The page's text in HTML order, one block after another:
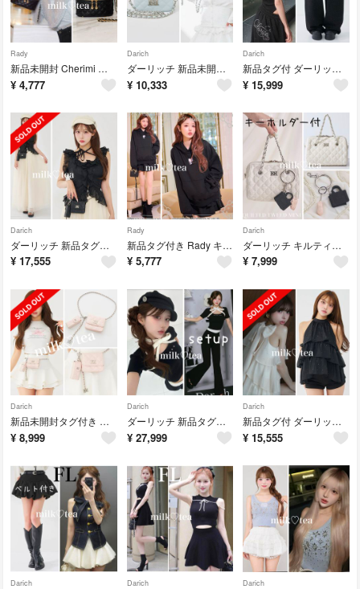
Rady
新品未開封 Cherimi シェリミー キルティング バニティバッグ Rady
¥ 4,777
Darich
ダーリッチ 新品未開封 シルバーパーツ キルティングスクエアミニバッグ サックス
¥ 10,333
Darich
新品タグ付 ダーリッチ クリスタルロゴグリッタースウェットワイドパンツ ブラック
¥ 15,999
Darich
ダーリッチ 新品タグ付 ブラック シアーラメシフォンフリルトップス F フリー
¥ 17,555
Rady
新品タグ付き Rady キティフーディ パーカー ブラック S
¥ 5,777
Darich
ダーリッチ キルティングツイードミニボストンバッグ ミニキーホルダー ノベルティ
¥ 7,999
Darich
新品未開封タグ付き ダーリッチ キルティングマルチベルトバッグ ピンク
¥ 8,999
Darich
ダーリッチ 新品タグ付 ホルターリボンロゴニットセットアップ ブラック フリー
¥ 27,999
Darich
新品タグ付 ダーリッチ ホルターリボンティアードビジュートップス ブラック F
¥ 15,555
Darich Darich Darich